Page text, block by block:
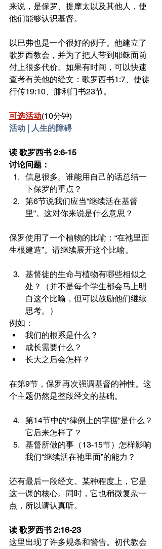
来说，是保罗、提摩太以及其他人，使
他们能够认识基督。
以巴弗也是一个很好的例子。他建立了
歌罗西教会，并为了把人带到耶稣面前
付上很多代价。如果有时间，可以快速
查考有关他的经文：歌罗西书1:7、使徒
行传19:10、腓利门书23节。
可选活动(10分钟)
活动 | 人生的障碍
读 歌罗西书 2:6-15
讨论问题：
信息很多。谁能用自己的话总结一
下保罗的重点？
第6节说我们应当“继续活在基督
里”。这对你来说是什么意思？
保罗使用了一个植物的比喻：“在祂里面
生根建造”。请继续展开这个比喻。
基督徒的生命与植物有哪些相似之
处？（并不是每个学生都会马上明
白这个比喻，但可以鼓励他们继续
思考。）
例如：
我们的根系是什么？
成长需要什么？
长大之后会怎样？
在第9节，保罗再次强调基督的神性。这
个主题仍然是整段经文的基础。
第14节中的“律例上的字据”是什么？
它后来怎样了？
基督所做的事（13-15节）怎样影响
我们“继续活在祂里面”的能力？
还有最后一段经文。某种程度上，它是
这一课的核心。同时，它也稍微复杂一
点，所以请认真听。
读 歌罗西书 2:16-23
这里出现了许多规条和警告。初代教会